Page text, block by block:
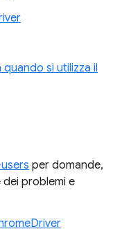
si utilizza il
per domande,
dei problemi e